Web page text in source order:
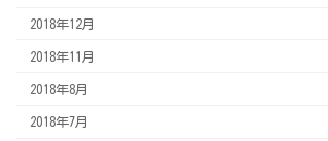
2018年12月
2018年11月
2018年8月
2018年7月